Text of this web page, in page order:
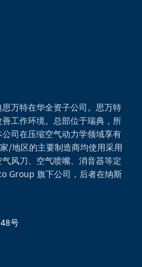
万特在华全资子公司。思万特
工作环境。总部位于瑞典，所
司在压缩空气动力学领域享有
/地区的主要制造商均使用采用
风刀、空气喷嘴、消音器等定
Group 旗下公司，后者在纳斯
号